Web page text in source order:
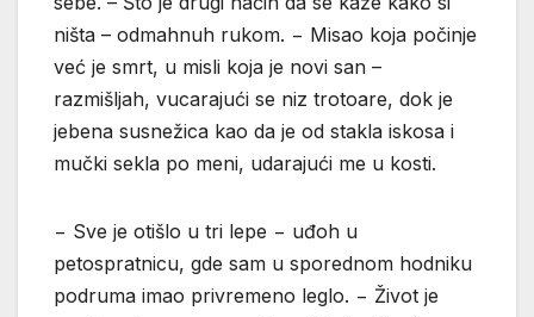
ništa – odmahnuh rukom. − Misao koja počinje
već je smrt, u misli koja je novi san –
razmišljah, vucarajući se niz trotoare, dok je
jebena susnežica kao da je od stakla iskosa i
mučki sekla po meni, udarajući me u kosti.
− Sve je otišlo u tri lepe − uđoh u
petospratnicu, gde sam u sporednom hodniku
podruma imao privremeno leglo. − Život je